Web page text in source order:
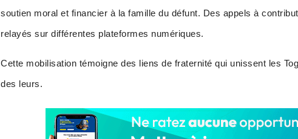
soutien moral et financier à la famille du défunt. Des appels à
relayés sur différentes plateformes numériques.
Cette mobilisation témoigne des liens de fraternité qui unissent les
des leurs.